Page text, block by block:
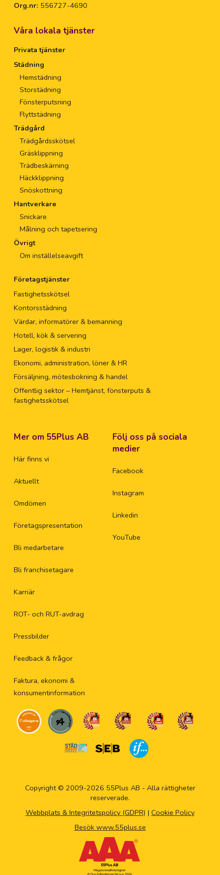
Org.nr: 556727-4690
Våra lokala tjänster
Privata tjänster
Städning
Hemstädning
Storstädning
Fönsterputsning
Flyttstädning
Trädgård
Trädgårdsskötsel
Gräsklippning
Trädbeskärning
Häckklippning
Snöskottning
Hantverkare
Snickare
Målning och tapetsering
Övrigt
Om inställelseavgift
Företagstjänster
Fastighetsskötsel
Kontorsstädning
Värdar, informatörer & bemanning
Hotell, kök & servering
Lager, logistik & industri
Ekonomi, administration, löner & HR
Försäljning, mötesbokning & handel
Offentlig sektor – Hemtjänst, fönsterputs &
fastighetsskötsel
Mer om 55Plus AB
Här finns vi
Aktuellt
Omdömen
Företagspresentation
Bli medarbetare
Bli franchisetagare
Karriär
ROT- och RUT-avdrag
Pressbilder
Feedback & frågor
Faktura, ekonomi &
konsumentinformation
Följ oss på sociala
medier
Facebook
Instagram
Linkedin
YouTube
Copyright © 2009-2026 55Plus AB - Alla rättigheter
reserverade.
Webbplats & Integritetspolicy (GDPR) | Cookie Policy
Besök www.55plus.se